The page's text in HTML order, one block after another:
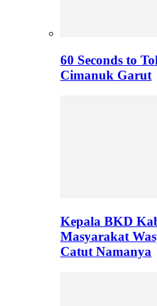
60 Seconds to
Cimanuk Garut
Kepala BKD
Masyarakat
Catut Namanya